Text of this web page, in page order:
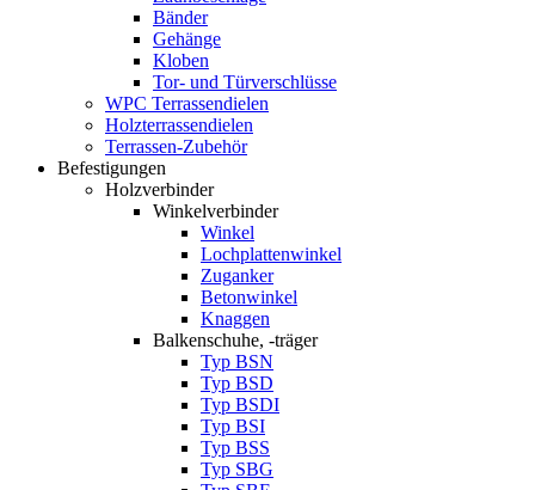
Bänder
Gehänge
Kloben
Tor- und Türverschlüsse
WPC Terrassendielen
Holzterrassendielen
Terrassen-Zubehör
Befestigungen
Holzverbinder
Winkelverbinder
Winkel
Lochplattenwinkel
Zuganker
Betonwinkel
Knaggen
Balkenschuhe, -träger
Typ BSN
Typ BSD
Typ BSDI
Typ BSI
Typ BSS
Typ SBG